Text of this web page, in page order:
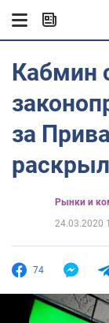
Кабмин
за
Рынки и
24.03.2020
74